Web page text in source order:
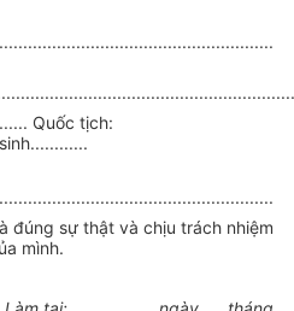
Quốc tịch:
đúng sự thật và chịu trách nhiệm
mình.